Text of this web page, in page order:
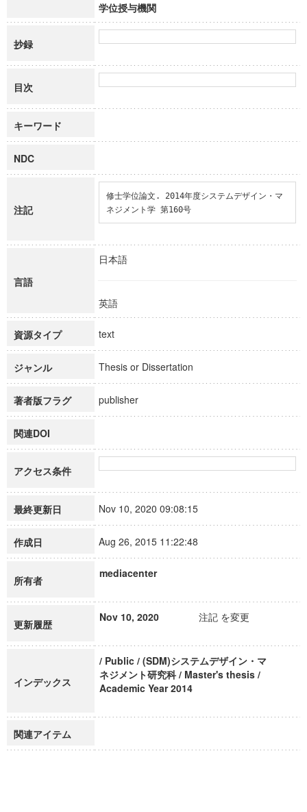
学位授与機関
抄録
目次
キーワード
NDC
注記
修士学位論文. 2014年度システムデザイン・マ
ネジメント学 第160号
言語
日本語
英語
資源タイプ text
ジャンル Thesis or Dissertation
著者版フラグ publisher
関連DOI
アクセス条件
最終更新日 Nov 10, 2020 09:08:15
作成日 Aug 26, 2015 11:22:48
所有者
mediacenter
更新履歴
Nov 10, 2020 注記 を変更
インデックス
/ Public / (SDM)システムデザイン・マ
ネジメント研究科 / Master's thesis /
Academic Year 2014
関連アイテム